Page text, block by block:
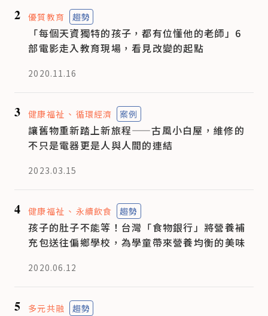
2 優質教育 趨勢
「每個天資獨特的孩子，都有位懂他的老師」6
部電影走入教育現場，看見改變的起點
2020.11.16
3 健康福祉 循環經濟 案例
讓舊物重新踏上新旅程——古風小白屋，維修的
不只是電器更是人與人間的連結
2023.03.15
4 健康福祉 永續飲食 趨勢
孩子的肚子不能等！台灣「食物銀行」將營養補
充包送往偏鄉學校，為學童帶來營養均衡的美味
2020.06.12
5 多元共融 趨勢